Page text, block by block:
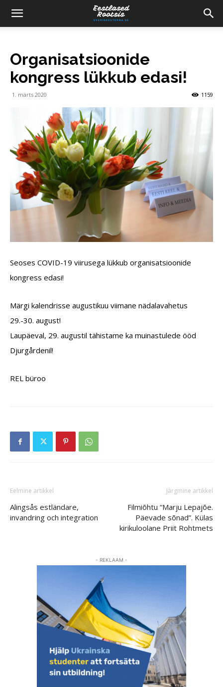
Organisatsioonide
kongress lükkub edasi!
1. märts 2020 1159
Seoses COVID-19 viirusega lükkub organisatsioonide
kongress edasi!
Märgi kalendrisse augustikuu viimane nädalavahetus
29.-30. august!
Laupäeval, 29. augustil tähistame ka muinastulede ööd
Djurgårdenil!
REL büroo
Eelmine artikkel
Alingsås estländare,
invandring och integration
Järgmine artikkel
Filmiõhtu “Marju Lepajõe.
Päevade sõnad”. Külas
kirikuloolane Priit Rohtmets
- REKLAAM -